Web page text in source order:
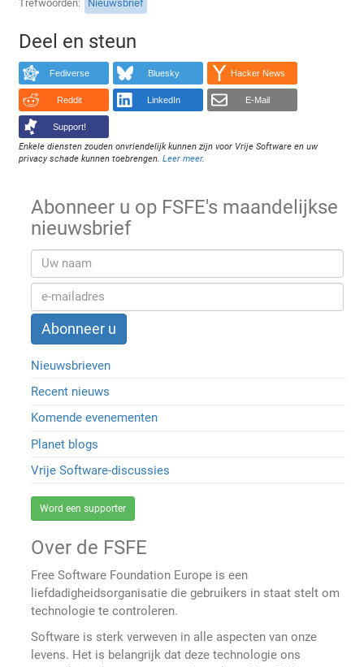
Trefwoorden Nieuwsbrief
Deel en steun
Fediverse Bluesky Hacker News
Reddit LinkedIn E-Mail
Support!
Enkele diensten zouden onvriendelijk kunnen zijn voor Vrije Software en uw
privacy schade kunnen toebrengen.Leer meer.
Abonneer u op FSFE's maandelijkse
nieuwsbrief
Nieuwsbrieven
Recent nieuws
Komende evenementen
Planet blogs
Vrije Software-discussies
Word een supporter
Over de FSFE
Free Software Foundation Europe is een
liefdadigheidsorganisatie die gebruikers in staat stelt om
technologie te controleren.
Software is sterk verweven in alle aspecten van onze
levens. Het is belangrijk dat deze technologie ons